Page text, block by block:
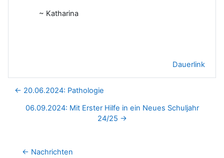
~ Katharina
Dauerlink
← 20.06.2024: Pathologie
06.09.2024: Mit Erster Hilfe in ein Neues Schuljahr
24/25 →
← Nachrichten